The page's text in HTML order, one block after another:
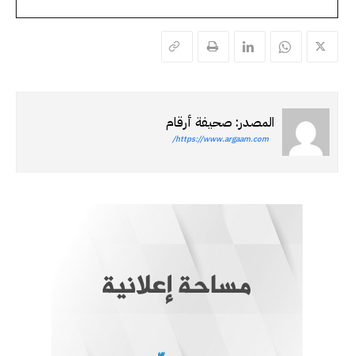
المصدر: صحيفة أرقام
https://www.argaam.com/